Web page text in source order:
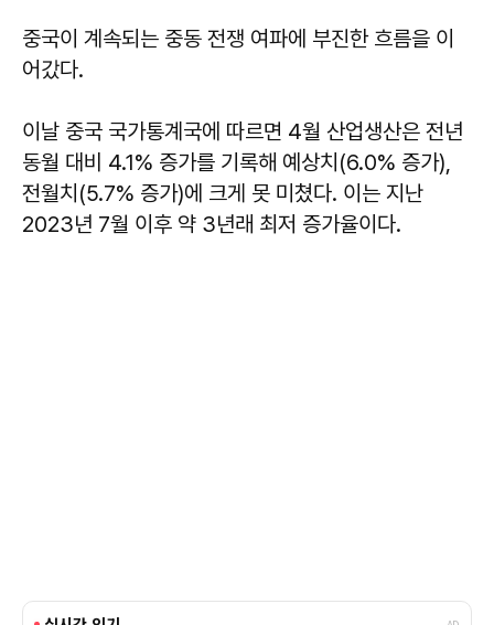
중국이 계속되는 중동 전쟁 여파에 부진한 흐름을 이
어갔다.
이날 중국 국가통계국에 따르면 4월 산업생산은 전년
동월 대비 4.1% 증가를 기록해 예상치(6.0% 증가),
전월치(5.7% 증가)에 크게 못 미쳤다. 이는 지난
2023년 7월 이후 약 3년래 최저 증가율이다.